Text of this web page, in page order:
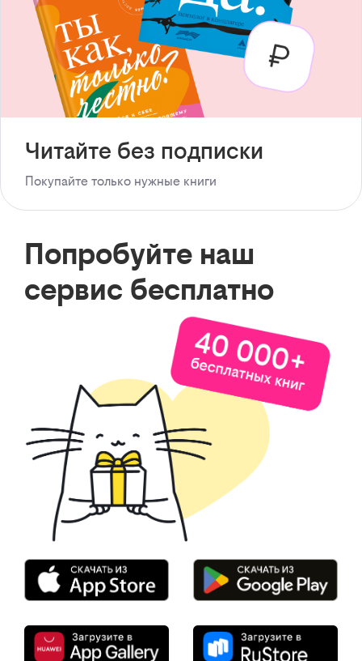
Читайте без подписки
Покупайте только нужные книги
Попробуйте наш
сервис бесплатно